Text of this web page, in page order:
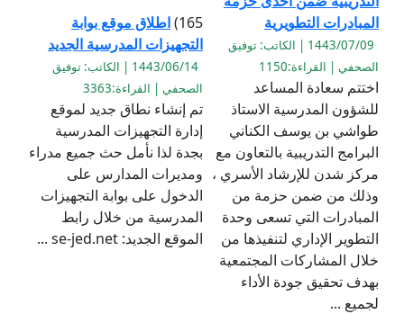
المبادرات التطويرية
1443/07/09 | الكاتب: توفيق
الصحفي | القراءة:1150
اختتم سعادة المساعد
للشؤون المدرسية الاستاذ
طواشي بن يوسف الكناني
البرامج التدريبية بالتعاون مع
مركز شدن للإرشاد الأسري ،
وذلك من ضمن حزمة من
المبادرات التي تسعى وحدة
التطوير الإداري لتنفيذها من
خلال المشاركات المجتمعية
بهدف تحقيق جودة الأداء
لجميع ...
165) اطلاق موقع بوابة
التجهيزات المدرسية الجديد
1443/06/14 | الكاتب: توفيق
الصحفي | القراءة:3363
تم إنشاء نطاق جديد لموقع
إدارة التجهيزات المدرسية
بجدة لذا نأمل حث جميع مدراء
ومديرات المدارس على
الدخول على بوابة التجهيزات
المدرسية من خلال رابط
الموقع الجديد: se-jed.net ...